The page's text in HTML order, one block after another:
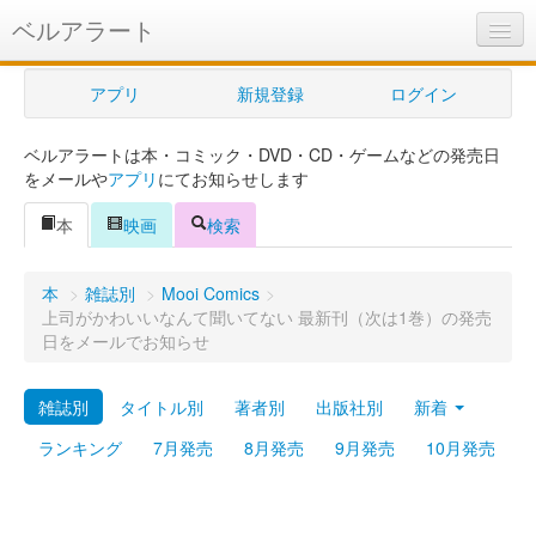
ベルアラート
ベルアラートとは
ヘルプ
新規登録
ログイン
購入管理
プレミアム
アプリ 新規登録 ログイン
ベルアラートは本・コミック・DVD・CD・ゲームなどの発売日
をメールやアプリ にてお知らせします
本
映画 検索
本 > 雑誌別 > Mooi Comics >
上司がかわいいなんて聞いてない 最新刊（次は1巻）の発売
日をメールでお知らせ
雑誌別 タイトル別 著者別 出版社別
新着
ランキング
7月発売 8月発売 9月発売 10月発売